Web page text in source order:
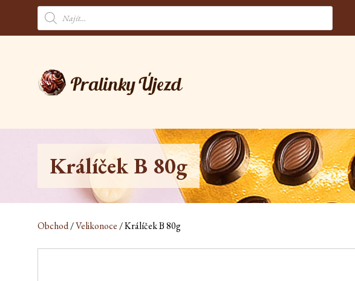
Products
search
Králíček B 80g
Obchod/Velikonoce / Králíček B 80g